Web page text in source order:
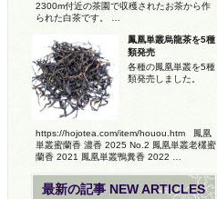
2300m付近の茶園で収穫されたお茶から作
られた白茶です。 …
鳳凰単叢烏龍茶を5種
類発売
各種の鳳凰単叢を5種
類発売しました。
https://hojotea.com/item/houou.htm 鳳凰
単叢蜜蘭香 濃香 2025 No.2 鳳凰単叢老欉蜜
蘭香 2021 鳳凰単叢鴨糞香 2022 …
最新の記事 NEW ARTICLES